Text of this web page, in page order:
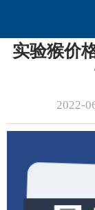
实验猴价
2022-